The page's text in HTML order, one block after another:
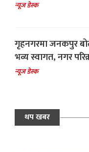
न्यूज डेस्क
गृहनगरमा जनकपुर
भव्य स्वागत, नगर
न्यूज डेस्क
थप खबर